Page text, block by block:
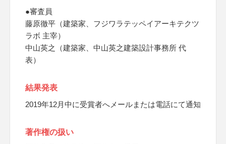
●審査員
藤原徹平（建築家、フジワラテッペイアーキテクツ
ラボ 主宰）
中山英之（建築家、中山英之建築設計事務所 代
表）
結果発表
2019年12月中に受賞者へメールまたは電話にて通知
著作権の扱い